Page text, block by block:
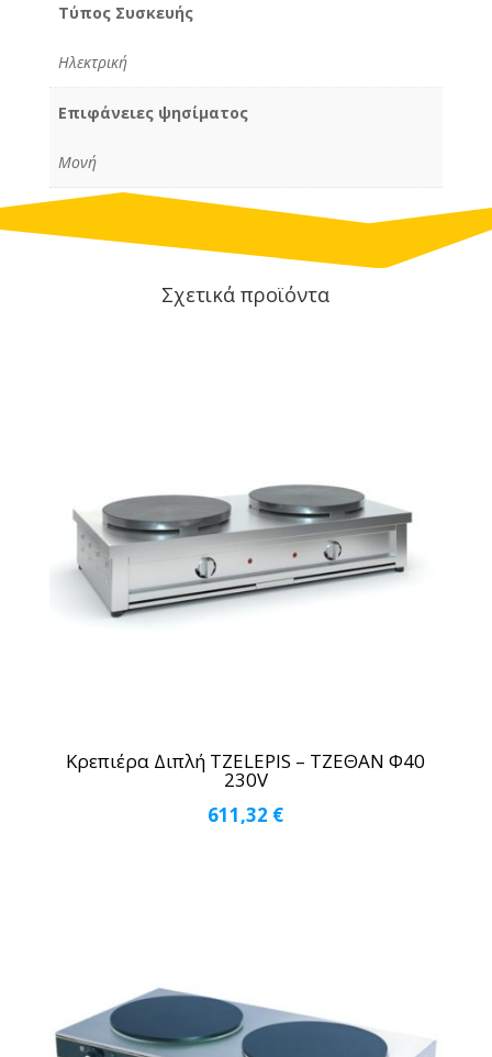
Τύπος Συσκευής
Ηλεκτρική
Επιφάνειες ψησίματος
Μονή
Σχετικά προϊόντα
Κρεπιέρα Διπλή TZELEPIS – ΤΖΕΘΑΝ Φ40
230V
611,32 €